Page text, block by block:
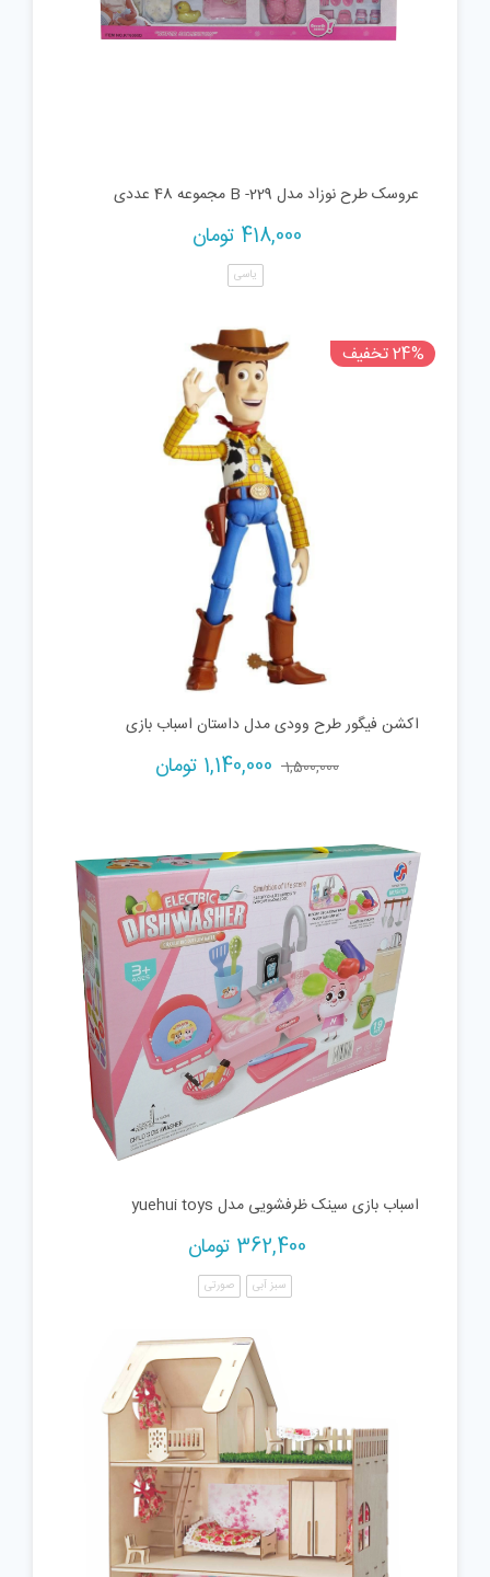
عروسک طرح نوزاد مدل B -229 مجموعه 48 عددی
418,000 تومان
یاسی
24% تخفیف
اکشن فیگور طرح وودی مدل داستان اسباب بازی
1,500,000
Original
1,140,000 تومان
اسباب بازی سینک ظرفشویی مدل yuehui toys
362,400 تومان
سبز آبی صورتی